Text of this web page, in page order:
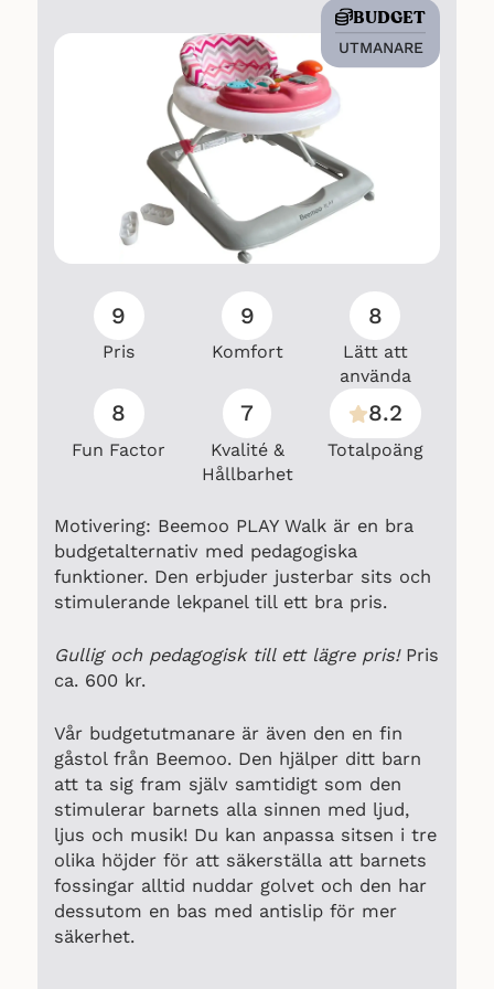
BUDGET
UTMANARE
9
Pris
9
Komfort
8
Lätt att
använda
8
Fun Factor
7
Kvalité &
Hållbarhet
8.2
Totalpoäng
Motivering: Beemoo PLAY Walk är en bra
budgetalternativ med pedagogiska
funktioner. Den erbjuder justerbar sits och
stimulerande lekpanel till ett bra pris.
Gullig och pedagogisk till ett lägre pris!Pris
ca. 600 kr.
Vår budgetutmanare är även den en fin
gåstol från Beemoo. Den hjälper ditt barn
att ta sig fram själv samtidigt som den
stimulerar barnets alla sinnen med ljud,
ljus och musik! Du kan anpassa sitsen i tre
olika höjder för att säkerställa att barnets
fossingar alltid nuddar golvet och den har
dessutom en bas med antislip för mer
säkerhet.